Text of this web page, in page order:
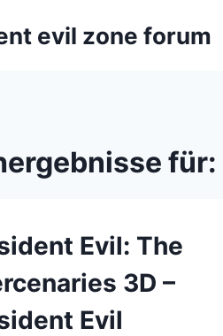
evil zone forum
für:
Evil: The
3D –
Evil